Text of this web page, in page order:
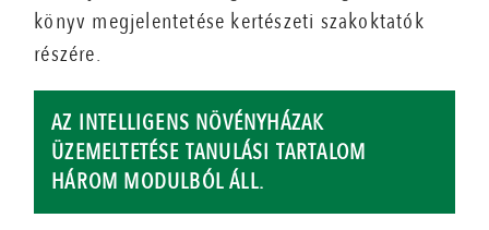
könyv megjelentetése kertészeti szakoktatók
részére.
AZ INTELLIGENS NÖVÉNYHÁZAK
ÜZEMELTETÉSE TANULÁSI TARTALOM
HÁROM MODULBÓL ÁLL.